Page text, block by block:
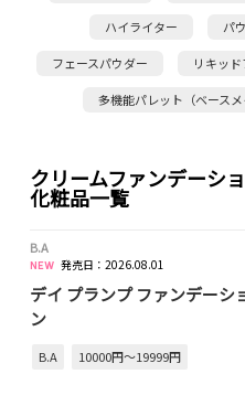
ハイライター パ
フェースパウダー リキッ
多機能パレット（ベースメ
クリームファンデーシ
化粧品一覧
B.A
発売日：2026.08.01
デイ プランプ ファンデーシ
ン
B.A 10000円～19999円